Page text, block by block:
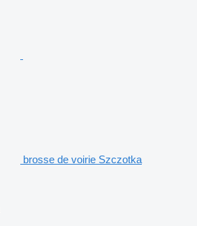
brosse de voirie Szczotka